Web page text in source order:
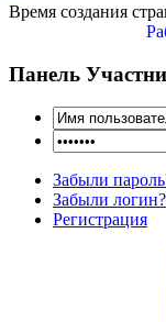
Время создания
Панель
Забыли
Забыли логин?
Регистрация